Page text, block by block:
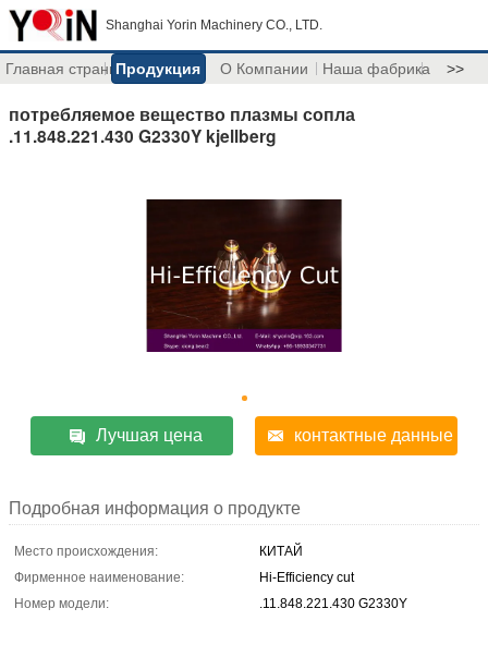
Shanghai Yorin Machinery CO., LTD.
Главная страницаПродукция О Компании Наша фабрика >>
потребляемое вещество плазмы сопла
.11.848.221.430 G2330Y kjellberg
Лучшая цена контактные данные
Подробная информация о продукте
Место происхождения:
КИТАЙ
Фирменное наименование:
Hi-Efficiency cut
Номер модели:
.11.848.221.430 G2330Y